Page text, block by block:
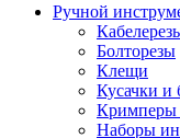
Ручной
Болторезы
Клещи
Кусачки и
Наборы